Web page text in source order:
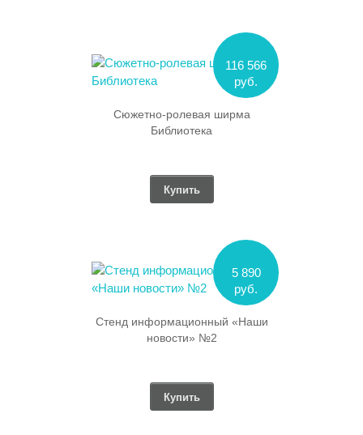
116 566
руб.
Сюжетно-ролевая ширма
Библиотека
Купить
5 890
руб.
Стенд информационный «Наши
новости» №2
Купить